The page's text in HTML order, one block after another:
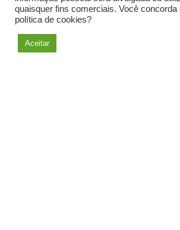
Entrar
quaisquer fins comerciais. Você concorda
política de cookies?
Aceitar